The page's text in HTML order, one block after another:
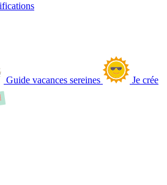
Guide vacances sereines Je crée